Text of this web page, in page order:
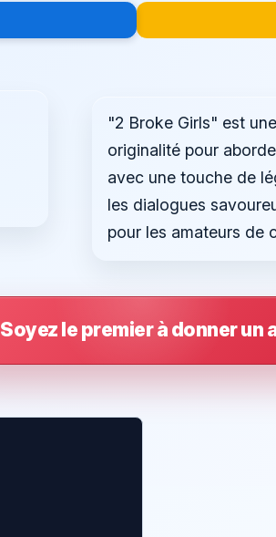
"2 Broke Girls" est
originalité pour
avec une touche de
les dialogues
pour les amateurs de
Soyez le premier à donner un